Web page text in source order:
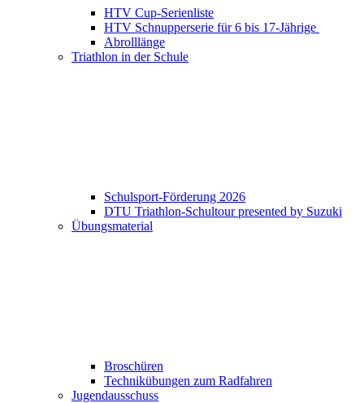
HTV Cup-Serienliste
HTV Schnupperserie für 6 bis 17-Jährige
Abrolllänge
Triathlon in der Schule
Schulsport-Förderung 2026
DTU Triathlon-Schultour presented by Suzuki
Übungsmaterial
Broschüren
Technikübungen zum Radfahren
Jugendausschuss